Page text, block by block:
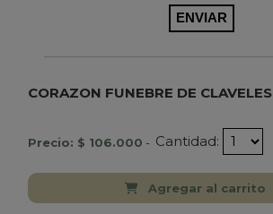
CORAZON FUNEBRE DE CLAVELES
Precio: $ 106.000 - Cantidad:
Agregar al carrito